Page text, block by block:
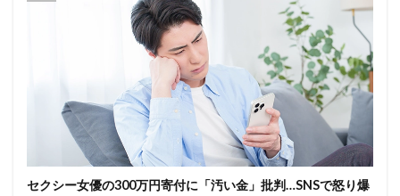
セクシー女優の300万円寄付に「汚い金」批判…SNSで怒り爆